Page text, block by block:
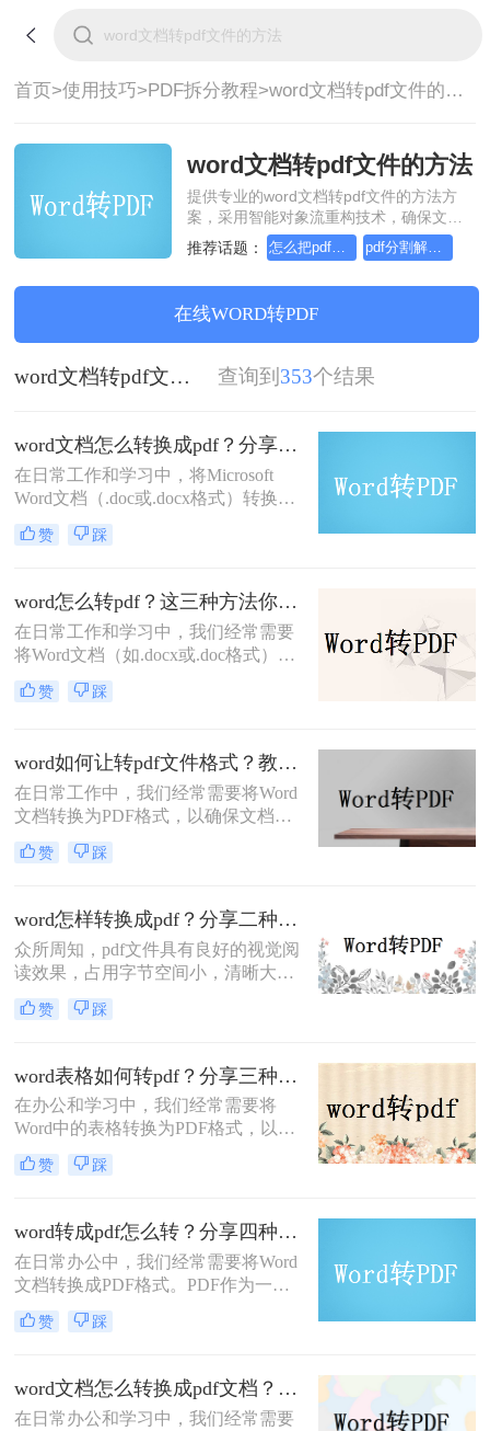
首页>使用技巧>PDF拆分教程> word文档转pdf文件的方法
word文档转pdf文件的方法
提供专业的word文档转pdf文件的方法方
案，采用智能对象流重构技术，确保文档
1:1高保真还原且排版不乱码。支持一键批
量处理，全链路 SSL 加密保障隐私安全。
无需安装，高效办公。
推荐话题： 怎么把pdf拆分成多个文档 pdf分割解决方案
在线WORD转PDF
word文档转pdf文件的方法 查询到 353个结果
word文档怎么转换成pdf？分享三种方法帮助你解决！
在日常工作和学习中，将Microsoft
Word文档（.doc或.docx格式）转换为
PDF格式是一种常见需求。
PDF（Portable Document Format）因
和难以被轻易编辑的特性，成为了分
享、打印和存档文档的理想选择。那
么word文档怎么转换成pdf呢？本文将
详细介绍几种将Word文档转换为PDF
的方法，包括使用Word软件自带的功
能、在线转换工具以及第三方软件。
赞 踩
word怎么转pdf？这三种方法你一定要看！
在日常工作和学习中，我们经常需要
将Word文档（如.docx或.doc格式）转
换为PDF格式。PDF文件因其跨平台
兼容性、格式稳定性和不易被篡改的
么转pdf，包括使用Microsoft Word内
置功能、第三方软件以及在线转换工
具等多种方法。
赞 踩
word如何让转pdf文件格式？教你三种轻松快速的转换方法！
在日常工作中，我们经常需要将Word
文档转换为PDF格式，以确保文档的
格式在不同设备或平台上保持一致，
并且不易被修改。那么word如何让转
将Word文档转换为PDF格式的方法。
赞 踩
word怎样转换成pdf？分享二种文件格式转换方法！
众所周知，pdf文件具有良好的视觉阅
读效果，占用字节空间小，清晰大
方，保存文件不失真，其他人不能随
意更改。为了使word文档更具可读
pdf，但如何将word转pdf？为了解决
您的问题，以下是帮助用户轻松高效
地实现word转换pdf的方法。
赞 踩
word表格如何转pdf？分享三种简单的方法！
在办公和学习中，我们经常需要将
Word中的表格转换为PDF格式，以便
于分享、保存或打印。PDF格式的文
件具有跨平台、不易修改且保持原始
示。那么word表格如何转pdf呢？下面
将介绍三种将Word表格转换为PDF的
实用方法。
赞 踩
word转成pdf怎么转？分享四种文件格式转换方法！
在日常办公中，我们经常需要将Word
文档转换成PDF格式。PDF作为一种
便携文档格式，在保持文档原貌、防
止内容被轻易修改以及跨平台共享等
PDF怎么转呢？本文将为您详细介绍
转换过程。
赞 踩
word文档怎么转换成pdf文档？这3种方法，任你选择！
在日常办公和学习中，我们经常需要